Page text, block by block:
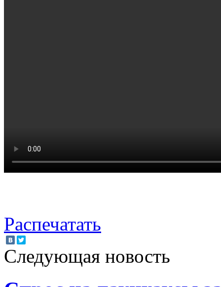
Распечатать
Следующая новость